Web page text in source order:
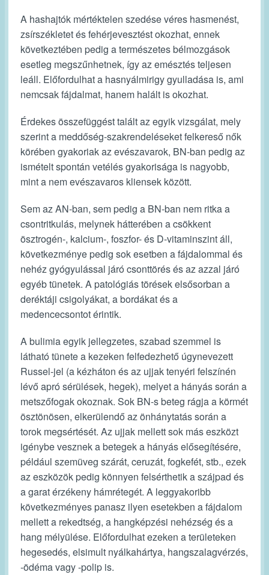
A hashajtók mértéktelen szedése véres hasmenést,
zsírszékletet és fehérjevesztést okozhat, ennek
következtében pedig a természetes bélmozgások
esetleg megszűnhetnek, így az emésztés teljesen
leáll. Előfordulhat a hasnyálmirigy gyulladása is, ami
nemcsak fájdalmat, hanem halált is okozhat.
Érdekes összefüggést talált az egyik vizsgálat, mely
szerint a meddőség-szakrendeléseket felkereső nők
körében gyakoriak az evészavarok, BN-ban pedig az
ismételt spontán vetélés gyakorisága is nagyobb,
mint a nem evészavaros kliensek között.
Sem az AN-ban, sem pedig a BN-ban nem ritka a
csontritkulás, melynek hátterében a csökkent
ösztrogén-, kalcium-, foszfor- és D-vitaminszint áll,
következménye pedig sok esetben a fájdalommal és
nehéz gyógyulással járó csonttörés és az azzal járó
egyéb tünetek. A patológiás törések elsősorban a
deréktáji csigolyákat, a bordákat és a
medencecsontot érintik.
A bulimia egyik jellegzetes, szabad szemmel is
látható tünete a kezeken felfedezhető úgynevezett
Russel-jel (a kézháton és az ujjak tenyéri felszínén
lévő apró sérülések, hegek), melyet a hányás során a
metszőfogak okoznak. Sok BN-s beteg rágja a körmét
ösztönösen, elkerülendő az önhánytatás során a
torok megsértését. Az ujjak mellett sok más eszközt
igénybe vesznek a betegek a hányás elősegítésére,
például szemüveg szárát, ceruzát, fogkefét, stb., ezek
az eszközök pedig könnyen felsérthetik a szájpad és
a garat érzékeny hámrétegét. A leggyakoribb
következményes panasz ilyen esetekben a fájdalom
mellett a rekedtség, a hangképzési nehézség és a
hang mélyülése. Előfordulhat ezeken a területeken
hegesedés, elsimult nyálkahártya, hangszalagvérzés,
-ödéma vagy -polip is.